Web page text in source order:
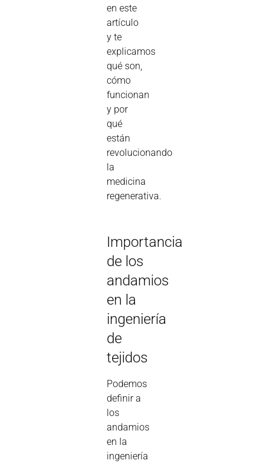
en este
artículo
y te
explicamos
qué son,
cómo
funcionan
y por
qué
están
revolucionando
la
medicina
regenerativa.
Importancia
de los
andamios
en la
ingeniería
de
tejidos
Podemos
definir a
los
andamios
en la
ingeniería